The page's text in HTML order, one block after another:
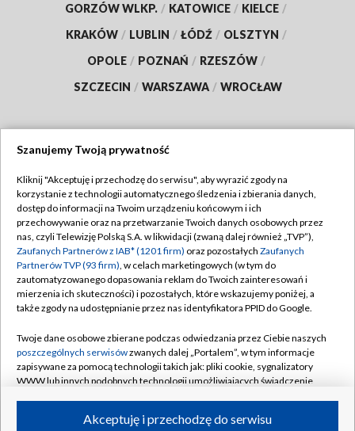
GORZÓW WLKP. / KATOWICE / KIELCE /
KRAKÓW / LUBLIN / ŁÓDŹ / OLSZTYN /
OPOLE / POZNAŃ / RZESZÓW /
SZCZECIN / WARSZAWA / WROCŁAW
TVP
Abonament TVP
Emisja w TVP
Centrum informacji TVP
Naziemna Telewizja Cyfrowa
Rada Programowa
System NOS
Informacje o nadawcy
Program dla prasy
Regulamin TVP
Polityka prywatności
Moje zgody
Pomoc
Kontakt
Kanały
Szanujemy Twoją prywatność
Kliknij "Akceptuję i przechodzę do serwisu", aby wyrazić zgody na
korzystanie z technologii automatycznego śledzenia i zbierania danych,
dostęp do informacji na Twoim urządzeniu końcowym i ich
przechowywanie oraz na przetwarzanie Twoich danych osobowych przez
nas, czyli Telewizję Polską S.A. w likwidacji (zwaną dalej również „TVP”),
Zaufanych Partnerów z IAB* (1201 firm) oraz pozostałych Zaufanych
Partnerów TVP (93 firm), w celach marketingowych (w tym do
zautomatyzowanego dopasowania reklam do Twoich zainteresowań i
mierzenia ich skuteczności) i pozostałych, które wskazujemy poniżej, a
także zgody na udostępnianie przez nas identyfikatora PPID do Google.
Twoje dane osobowe zbierane podczas odwiedzania przez Ciebie naszych
poszczególnych serwisówzwanych dalej „Portalem”, w tym informacje
zapisywane za pomocą technologii takich jak: pliki cookie, sygnalizatory
WWW lub innych podobnych technologii umożliwiających świadczenie
ruchu w Internecie.Akceptuję i przechodzę do serwisu